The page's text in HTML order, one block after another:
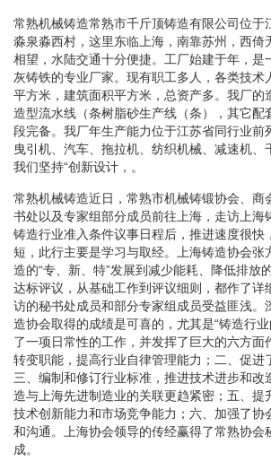
常熟机械铸造常熟市千斤顶铸造有限公司位于
淼泉淼西村，这里东临上海，南靠苏州，西倚
相望，水陆交通十分便捷。工厂始建于年，是
灰铸铁的专业厂家。现有职工多人，各类技术
平方米，建筑面积平方米，总资产多。我厂的
造型流水线（条树脂砂生产线（条），其它配
段完备。我厂年生产能力位于江苏省同行业前
曳引机、汽车、拖拉机、纺织机械、减速机、
我们坚持“创新设计，。
常熟机械铸造近日，常熟市机械铸锻协会、商
书处以及专家组部分成员前往上海，走访上海
铸造行业准入条件议事日程后，推进速度很快
短，此行主要是学习与取经。上海铸造协会张
造的“专、新、特”发展到减少能耗、降低排放
达标评议，从基础工作到评议细则，都作了详
访的秘书处成员和部分专家组成员受益匪浅。
造协会取得的成绩是可喜的，尤其是“铸造行
了一项日常性的工作，并发挥了巨大的六方面
转变职能，提高行业自律管理能力；二、促进
三、编制和修订行业标准，推进技术进步和改
造与上海先进制造业的关联更趋紧密；五、提
技术创新能力和市场竞争能力；六、加强了协
和沟通。上海协会领导的传经赢得了常熟协会
成。